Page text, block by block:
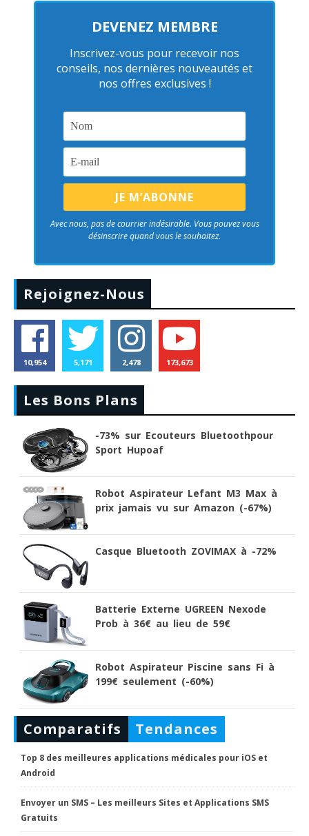
DEVENEZ MEMBRE
Inscrivez-vous pour recevoir nos
conseils, nos dernières nouveautés et
nos offres exclusives !
Avec nous, pas de courrier indésirable. Vous pouvez vous
désinscrire quand vous le souhaitez.
Rejoignez-Nous
10,954 5,171 2,478 173,673
Les Bons Plans
-73% sur Ecouteurs Bluetoothpour
Sport Hupoaf
Robot Aspirateur Lefant M3 Max à
prix jamais vu sur Amazon (-67%)
Casque Bluetooth ZOVIMAX à -72%
Batterie Externe UGREEN Nexode
Prob à 36€ au lieu de 59€
Robot Aspirateur Piscine sans Fi à
199€ seulement (-60%)
Comparatifs Tendances
Top 8 des meilleures applications médicales pour iOS et
Android
Envoyer un SMS – Les meilleurs Sites et Applications SMS
Gratuits